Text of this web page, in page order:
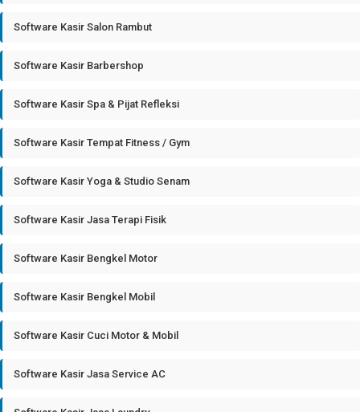
Software Kasir Salon Rambut
Software Kasir Barbershop
Software Kasir Spa & Pijat Refleksi
Software Kasir Tempat Fitness / Gym
Software Kasir Yoga & Studio Senam
Software Kasir Jasa Terapi Fisik
Software Kasir Bengkel Motor
Software Kasir Bengkel Mobil
Software Kasir Cuci Motor & Mobil
Software Kasir Jasa Service AC